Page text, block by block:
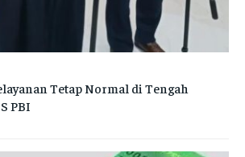
Tetap Normal di Tengah
PBI